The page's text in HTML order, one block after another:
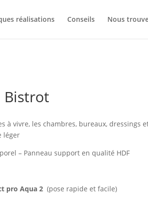
réalisations Conseils Nous
Bistrot
à vivre, les chambres, bureaux, dressings
léger
– Panneau support en qualité HDF
pro Aqua 2 (pose rapide et facile)